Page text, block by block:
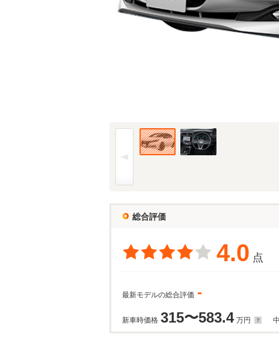
22年(R4)6月、一部改良時のフロント。仕様は
総合評価
4.0 点
最新モデルの総合評価 -
新車時価格 315〜583.4 万円